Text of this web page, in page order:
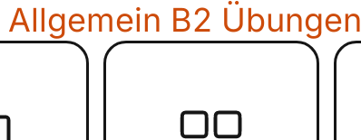
Allgemein B2 Übungen